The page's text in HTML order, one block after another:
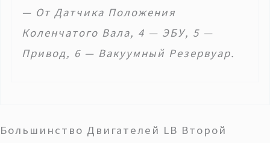
— От Датчика Положения
Коленчатого Вала, 4 — ЭБУ, 5 —
Привод, 6 — Вакуумный Резервуар.
Большинство Двигателей LB Второй